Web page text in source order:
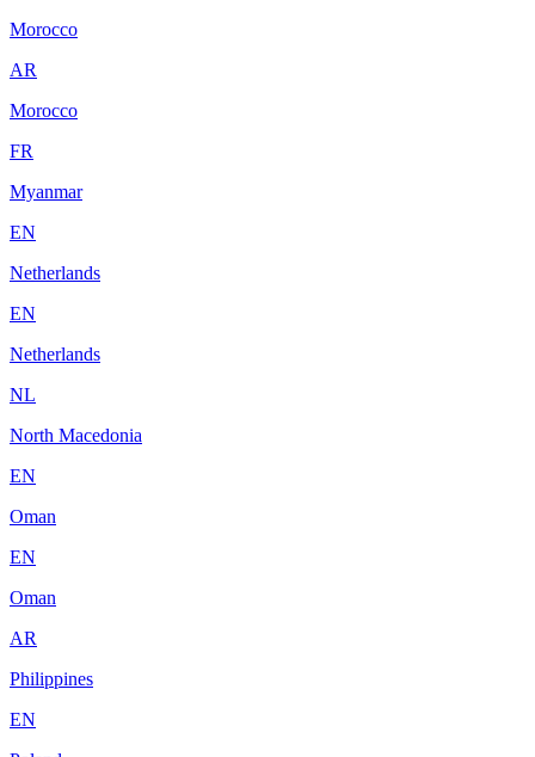
Morocco
AR
Morocco
FR
Myanmar
EN
Netherlands
EN
Netherlands
NL
North Macedonia
EN
Oman
EN
Oman
AR
Philippines
EN